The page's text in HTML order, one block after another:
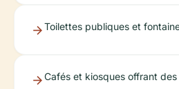
Toilettes publiques et
Cafés et kiosques offrant